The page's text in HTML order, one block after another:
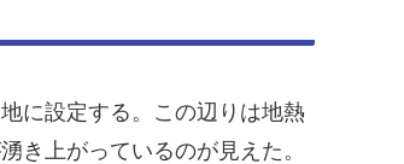
に設定する。この辺りは地熱
き上がっているのが見えた。